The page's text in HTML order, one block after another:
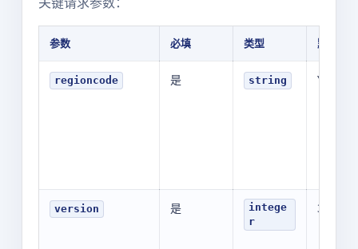
参数 必填 类型 默认值
regioncode 是 string
version 是
intege
r
3